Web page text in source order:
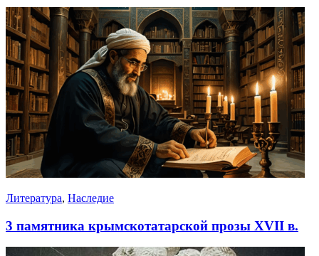
Литература, Наследие
3 памятника крымскотатарской прозы XVII в.